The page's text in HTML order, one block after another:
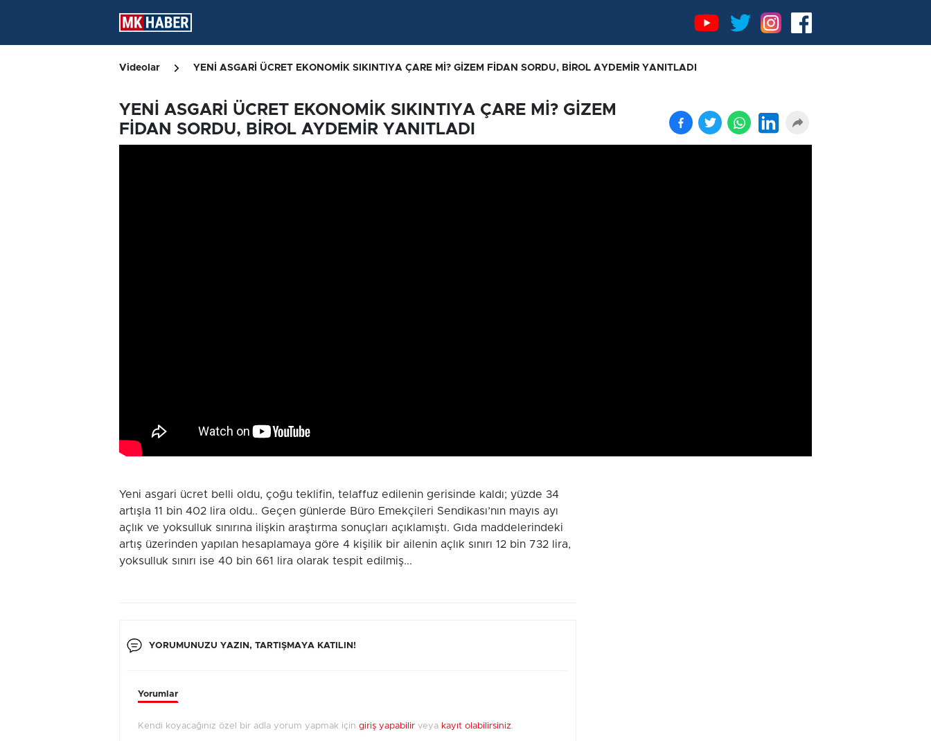
Videolar YENİ ASGARİ ÜCRET EKONOMİK SIKINTIYA ÇARE Mİ? GİZEM FİDAN SORDU, BİROL AYDEMİR YANITLADI
YENİ ASGARİ ÜCRET EKONOMİK SIKINTIYA ÇARE Mİ? GİZEM
FİDAN SORDU, BİROL AYDEMİR YANITLADI
Yeni asgari ücret belli oldu, çoğu teklifin, telaffuz edilenin gerisinde kaldı; yüzde 34
artışla 11 bin 402 lira oldu.. Geçen günlerde Büro Emekçileri Sendikası’nın mayıs ayı
açlık ve yoksulluk sınırına ilişkin araştırma sonuçları açıklamıştı. Gıda maddelerindeki
artış üzerinden yapılan hesaplamaya göre 4 kişilik bir ailenin açlık sınırı 12 bin 732 lira,
yoksulluk sınırı ise 40 bin 661 lira olarak tespit edilmiş...
YORUMUNUZU YAZIN, TARTIŞMAYA KATILIN!
Yorumlar
Kendi koyacağınız özel bir adla yorum yapmak için giriş yapabilir veya kayıt olabilirsiniz.